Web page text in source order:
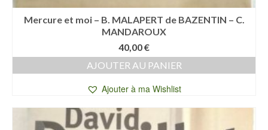
Mercure et moi – B. MALAPERT de BAZENTIN – C.
MANDAROUX
40,00€
AJOUTER AU PANIER
Ajouter à ma Wishlist